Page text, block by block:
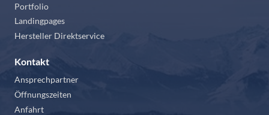
Portfolio
Landingpages
Hersteller Direktservice
Kontakt
Ansprechpartner
Öffnungszeiten
Anfahrt